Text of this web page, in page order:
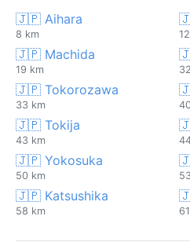
🇯🇵 Aihara
8 km
🇯🇵 Machida
19 km
🇯🇵 Tokorozawa
33 km
🇯🇵 Tokija
43 km
🇯🇵 Yokosuka
50 km
🇯🇵 Katsushika
58 km